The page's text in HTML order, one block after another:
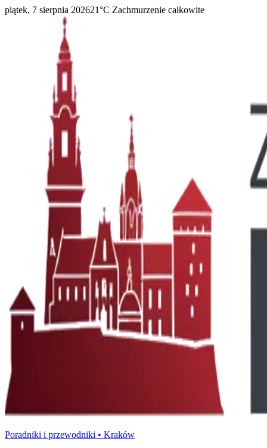
piątek, 7 sierpnia 202621°C Zachmurzenie całkowite
Poradniki i przewodniki • Kraków